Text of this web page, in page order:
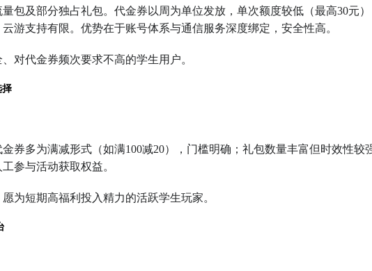
包及部分独占礼包。代金券以周为单位发放，单次额度较低（最高30元）
游支持有限。优势在于账号体系与通信服务深度绑定，安全性高。
对代金券频次要求不高的学生用户。
券多为满减形式（如满100减20），门槛明确；礼包数量丰富但时效性较
参与活动获取权益。
为短期高福利投入精力的活跃学生玩家。